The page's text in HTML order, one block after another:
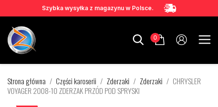
Szybka wysyłka z magazynu w Polsce.
0
Strona główna Części karoserii Zderzaki Zderzaki
CHRYSLER
VOYAGER 2008-10 ZDERZAK PRZÓD POD SPRYSKI